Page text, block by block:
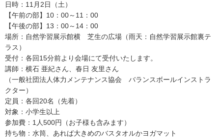
日時：11月2日（土）
【午前の部】10：00～11：00
【午後の部】13：00～14：00
場所：自然学習展示館横 芝生の広場（雨天：自然学習展示館裏テ
ラス）
受付：各回15分前より会場にて受付いたします。
講師：横石 亜紀さん、春日 友里さん
（一般社団法人体力メンテナンス協会 バランスボールインストラ
クター）
定員：各回20名（先着）
対象：小学生以上
参加費：1人500円（お子様も含みます）
持ち物：水筒、あれば大きめのバスタオルかヨガマット